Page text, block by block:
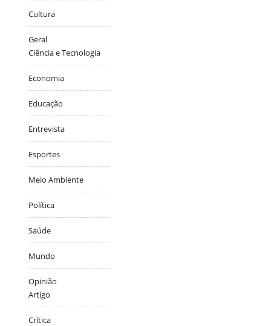
Cultura
Geral
Ciência e Tecnologia
Economia
Educação
Entrevista
Esportes
Meio Ambiente
Política
Saúde
Mundo
Opinião
Artigo
Crítica